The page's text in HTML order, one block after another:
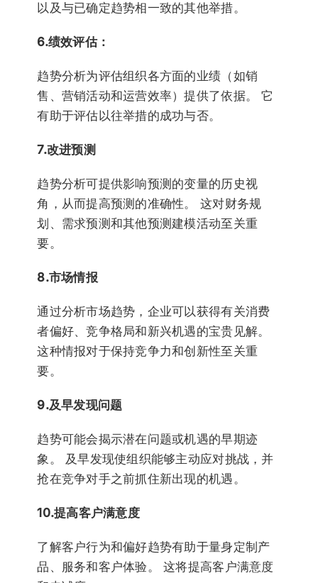
以及与已确定趋势相一致的其他举措。
6.绩效评估：
趋势分析为评估组织各方面的业绩（如销
售、营销活动和运营效率）提供了依据。 它
有助于评估以往举措的成功与否。
7.改进预测
趋势分析可提供影响预测的变量的历史视
角，从而提高预测的准确性。 这对财务规
划、需求预测和其他预测建模活动至关重
要。
8.市场情报
通过分析市场趋势，企业可以获得有关消费
者偏好、竞争格局和新兴机遇的宝贵见解。
这种情报对于保持竞争力和创新性至关重
要。
9.及早发现问题
趋势可能会揭示潜在问题或机遇的早期迹
象。 及早发现使组织能够主动应对挑战，并
抢在竞争对手之前抓住新出现的机遇。
10.提高客户满意度
了解客户行为和偏好趋势有助于量身定制产
品、服务和客户体验。 这将提高客户满意度